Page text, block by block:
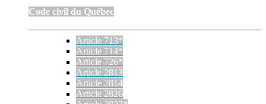
Code civil du Québec
Article 713*
Article 714*
Article 726*
Article 2813
Article 2814
Article 2826